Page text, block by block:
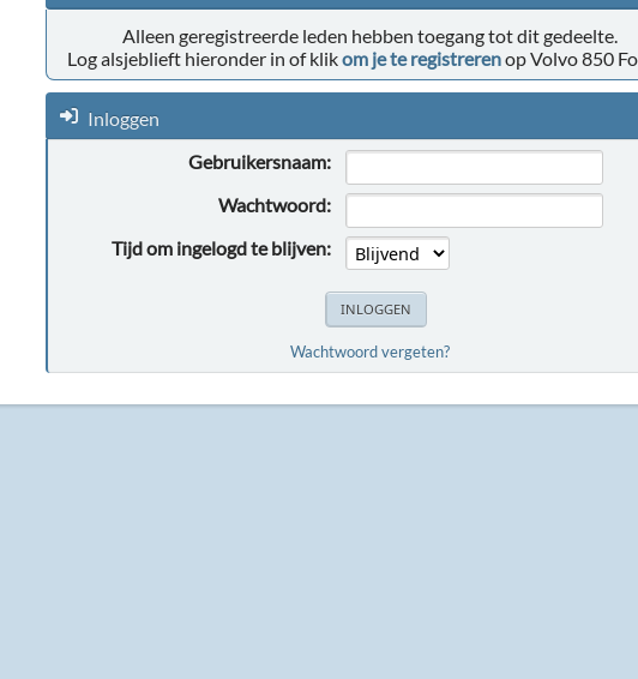
Alleen geregistreerde leden hebben toegang tot dit gedeelte.
Log alsjeblieft hieronder in of klikom je te registrerenop Volvo 850
Inloggen
Gebruikersnaam:
Wachtwoord:
Tijd om ingelogd te blijven:
Wachtwoord vergeten?